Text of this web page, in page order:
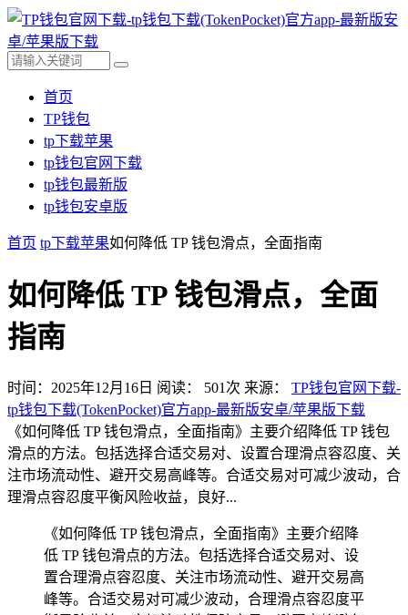
首页
TP钱包
tp下载苹果
tp钱包官网下载
tp钱包最新版
tp钱包安卓版
首页 tp下载苹果如何降低 TP 钱包滑点，全面指南
如何降低 TP 钱包滑点，全面
指南
时间：2025年12月16日 阅读： 501 次 来源： TP钱包官网下载-
tp钱包下载(TokenPocket)官方app-最新版安卓/苹果版下载
《如何降低 TP 钱包滑点，全面指南》主要介绍降低 TP 钱包
滑点的方法。包括选择合适交易对、设置合理滑点容忍度、关
注市场流动性、避开交易高峰等。合适交易对可减少波动，合
理滑点容忍度平衡风险收益，良好...
《如何降低 TP 钱包滑点，全面指南》主要介绍降
低 TP 钱包滑点的方法。包括选择合适交易对、设
置合理滑点容忍度、关注市场流动性、避开交易高
峰等。合适交易对可减少波动，合理滑点容忍度平